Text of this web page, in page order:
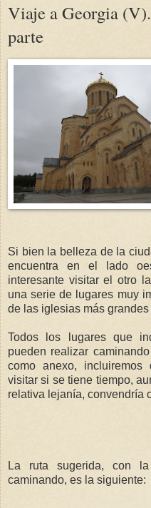
Viaje a Georgia
parte
Si bien la belleza de la
encuentra en el lado
interesante visitar el otro
una serie de lugares muy
de las iglesias más
Todos los lugares que
pueden realizar
como anexo, incluiremos
visitar si se tiene tiempo,
relativa lejanía, convendría
La ruta sugerida, con
caminando, es la siguiente: